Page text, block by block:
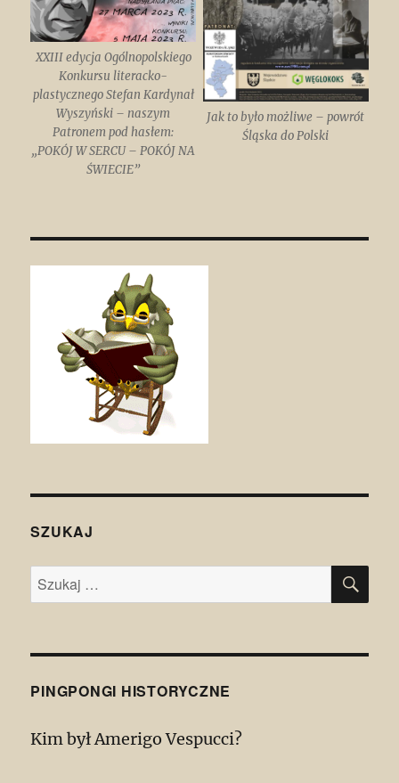
XXIII edycja Ogólnopolskiego
Konkursu literacko-
plastycznego Stefan Kardynał
Wyszyński – naszym
Patronem pod hasłem:
„POKÓJ W SERCU – POKÓJ NA
ŚWIECIE”
Jak to było możliwe – powrót
Śląska do Polski
SZUKAJ
Szukaj:
PINGPONGI HISTORYCZNE
Kim był Amerigo Vespucci?